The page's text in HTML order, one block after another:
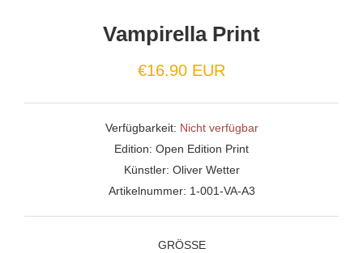
Vampirella Print
€16.90 EUR
Verfügbarkeit: Nicht verfügbar
Edition: Open Edition Print
Künstler: Oliver Wetter
Artikelnummer: 1-001-VA-A3
GRÖSSE